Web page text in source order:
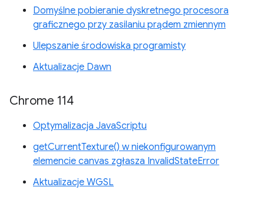
Domyślne pobieranie dyskretnego procesora
graficznego przy zasilaniu prądem zmiennym
Ulepszanie środowiska programisty
Aktualizacje Dawn
Chrome 114
Optymalizacja JavaScriptu
getCurrentTexture() w niekonfigurowanym
elemencie canvas zgłasza InvalidStateError
Aktualizacje WGSL